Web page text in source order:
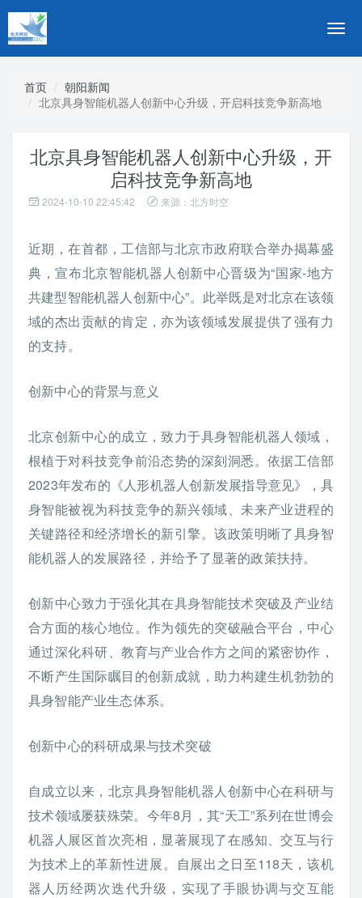
切
导
首页
朝阳新闻
北京具身智能机器人创新中心升级，开启科技竞争新高地
北京具身智能机器人创新中心升级，开
启科技竞争新高地
2024-10-10 22:45:42 来源：北方时空
近期，在首都，工信部与北京市政府联合举办揭幕盛
典，宣布北京智能机器人创新中心晋级为“国家-地方
共建型智能机器人创新中心”。此举既是对北京在该领
域的杰出贡献的肯定，亦为该领域发展提供了强有力
的支持。
创新中心的背景与意义
北京创新中心的成立，致力于具身智能机器人领域，
根植于对科技竞争前沿态势的深刻洞悉。依据工信部
2023年发布的《人形机器人创新发展指导意见》，具
身智能被视为科技竞争的新兴领域、未来产业进程的
关键路径和经济增长的新引擎。该政策明晰了具身智
能机器人的发展路径，并给予了显著的政策扶持。
创新中心致力于强化其在具身智能技术突破及产业结
合方面的核心地位。作为领先的突破融合平台，中心
通过深化科研、教育与产业合作方之间的紧密协作，
不断产生国际瞩目的创新成就，助力构建生机勃勃的
具身智能产业生态体系。
创新中心的科研成果与技术突破
自成立以来，北京具身智能机器人创新中心在科研与
技术领域屡获殊荣。今年8月，其“天工”系列在世博会
机器人展区首次亮相，显著展现了在感知、交互与行
为技术上的革新性进展。自展出之日至118天，该机
器人历经两次迭代升级，实现了手眼协调与交互能